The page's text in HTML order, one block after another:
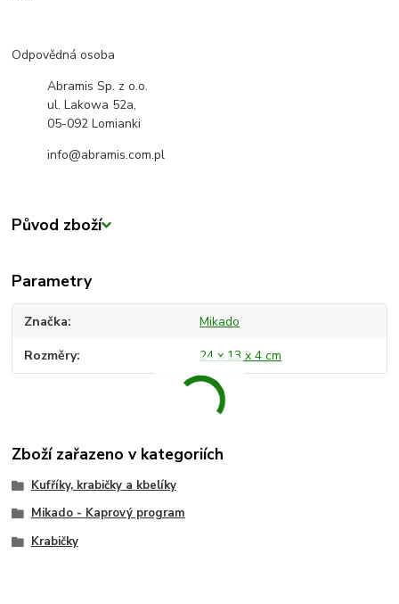
Odpovědná osoba
Abramis Sp. z o.o.
ul. Lakowa 52a,
05-092 Lomianki
info@abramis.com.pl
Původ zboží
Parametry
Značka Mikado
Rozměry 24 x 13 x 4 cm
Zboží zařazeno v kategoriích
Kufříky, krabičky a kbelíky
Mikado - Kaprový program
Krabičky